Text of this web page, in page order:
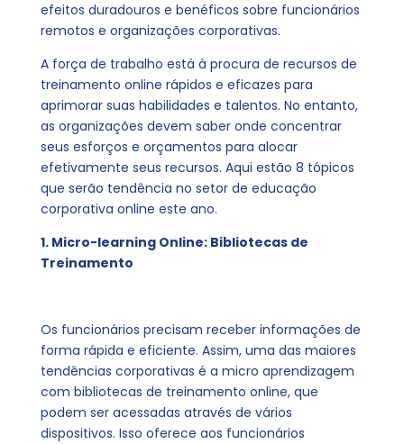
efeitos duradouros e benéficos sobre funcionários
remotos e organizações corporativas.
A força de trabalho está à procura de recursos de
treinamento online rápidos e eficazes para
aprimorar suas habilidades e talentos. No entanto,
as organizações devem saber onde concentrar
seus esforços e orçamentos para alocar
efetivamente seus recursos. Aqui estão 8 tópicos
que serão tendência no setor de educação
corporativa online este ano.
1. Micro-learning Online: Bibliotecas de
Treinamento
Os funcionários precisam receber informações de
forma rápida e eficiente. Assim, uma das maiores
tendências corporativas é a micro aprendizagem
com bibliotecas de treinamento online, que
podem ser acessadas através de vários
dispositivos. Isso oferece aos funcionários